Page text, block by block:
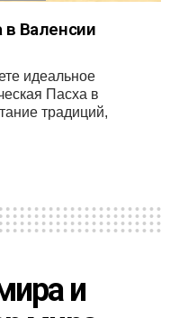
в Валенсии
идеальное
Пасха в
традиций,
и